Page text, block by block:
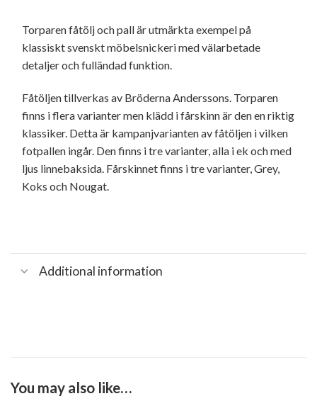
Torparen fåtölj och pall är utmärkta exempel på
klassiskt svenskt möbelsnickeri med välarbetade
detaljer och fulländad funktion.
Fåtöljen tillverkas av Bröderna Anderssons. Torparen
finns i flera varianter men klädd i fårskinn är den en riktig
klassiker. Detta är kampanjvarianten av fåtöljen i vilken
fotpallen ingår. Den finns i tre varianter, alla i ek och med
ljus linnebaksida. Fårskinnet finns i tre varianter, Grey,
Koks och Nougat.
Additional information
You may also like…